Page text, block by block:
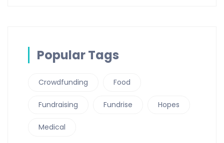
Popular Tags
Crowdfunding Food
Fundraising Fundrise Hopes
Medical